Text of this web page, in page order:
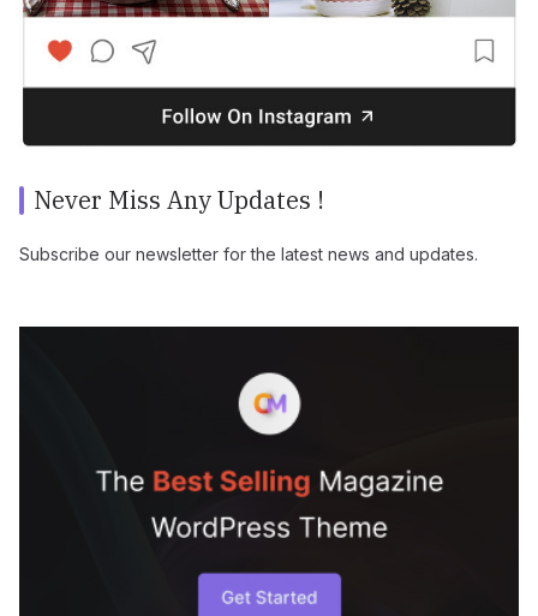
Never Miss Any Updates !
Subscribe our newsletter for the latest news and updates.